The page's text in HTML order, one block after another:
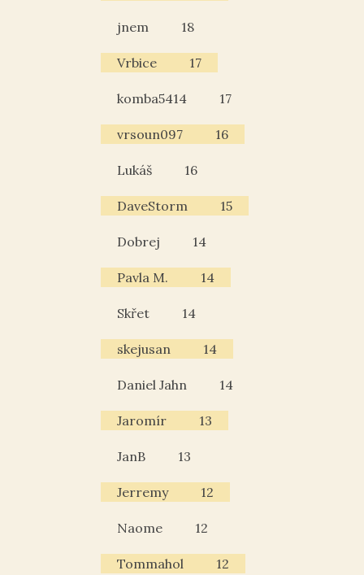
jnem 18
Vrbice 17
komba5414 17
vrsoun097 16
Lukáš 16
DaveStorm 15
Dobrej 14
Pavla M. 14
Skřet 14
skejusan 14
Daniel Jahn 14
Jaromír 13
JanB 13
Jerremy 12
Naome 12
Tommahol 12